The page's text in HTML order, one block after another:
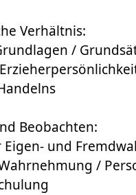
Verhältnis:
/
Beobachten:
und
/